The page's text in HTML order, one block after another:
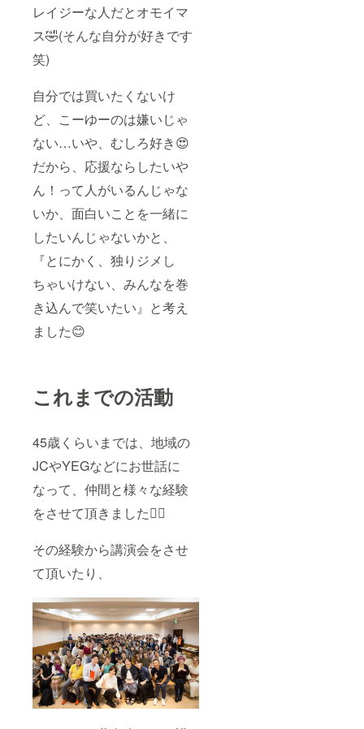
レイジーな人だとオモイマ
ス🤣(そんな自分が好きです
笑)
自分では買いたくないけ
ど、こーゆーのは嫌いじゃ
ない…いや、むしろ好き😍
だから、応援ならしたいや
ん！って人がいるんじゃな
いか、面白いことを一緒に
したいんじゃないかと、
『とにかく、独りジメし
ちゃいけない、みんなを巻
き込んで笑いたい』と考え
ました😊
これまでの活動
45歳くらいまでは、地域の
JCやYEGなどにお世話に
なって、仲間と様々な経験
をさせて頂きました🙇‍♂️
その経験から講演会をさせ
て頂いたり、